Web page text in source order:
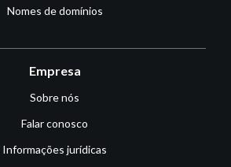
Nomes de domínios
Empresa
Sobre nós
Falar conosco
Informações jurídicas